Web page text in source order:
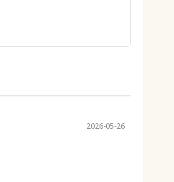
2026-05-26